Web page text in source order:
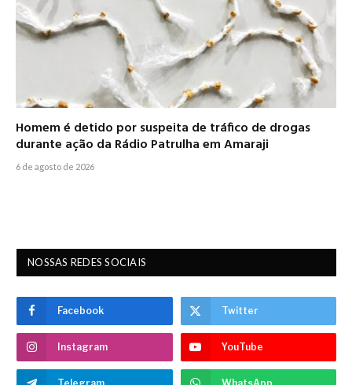
Homem é detido por suspeita de tráfico de drogas
durante ação da Rádio Patrulha em Amaraji
6 de agosto de 2026
NOSSAS REDES SOCIAIS
Facebook Twitter
Instagram YouTube